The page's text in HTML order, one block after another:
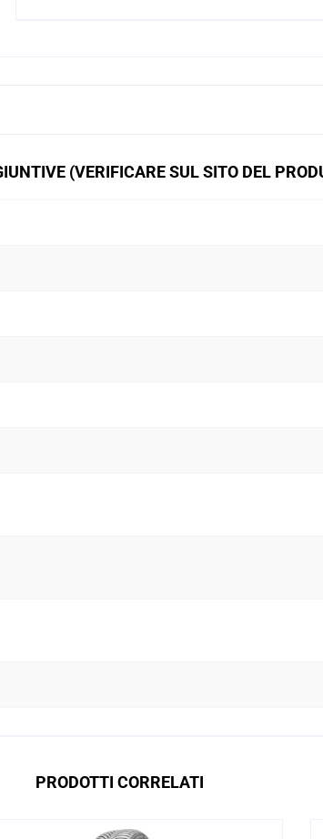
(VERIFICARE SUL SITO DEL
PRODOTTI CORRELATI